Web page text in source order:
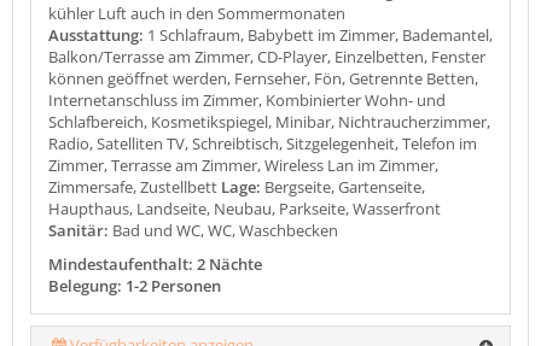
kühler Luft auch in den Sommermonaten
Ausstattung: 1 Schlafraum, Babybett im Zimmer, Bademantel,
Balkon/Terrasse am Zimmer, CD-Player, Einzelbetten, Fenster
können geöffnet werden, Fernseher, Fön, Getrennte Betten,
Internetanschluss im Zimmer, Kombinierter Wohn- und
Schlafbereich, Kosmetikspiegel, Minibar, Nichtraucherzimmer,
Radio, Satelliten TV, Schreibtisch, Sitzgelegenheit, Telefon im
Zimmer, Terrasse am Zimmer, Wireless Lan im Zimmer,
Zimmersafe, Zustellbett Lage: Bergseite, Gartenseite,
Haupthaus, Landseite, Neubau, Parkseite, Wasserfront
Sanitär: Bad und WC, WC, Waschbecken
Mindestaufenthalt: 2 Nächte
Belegung: 1-2 Personen